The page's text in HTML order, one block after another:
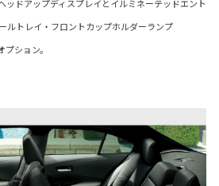
ッドアップディスプレイとイルミネーテッドエント
ルトレイ・フロントカップホルダーランプ
ション。